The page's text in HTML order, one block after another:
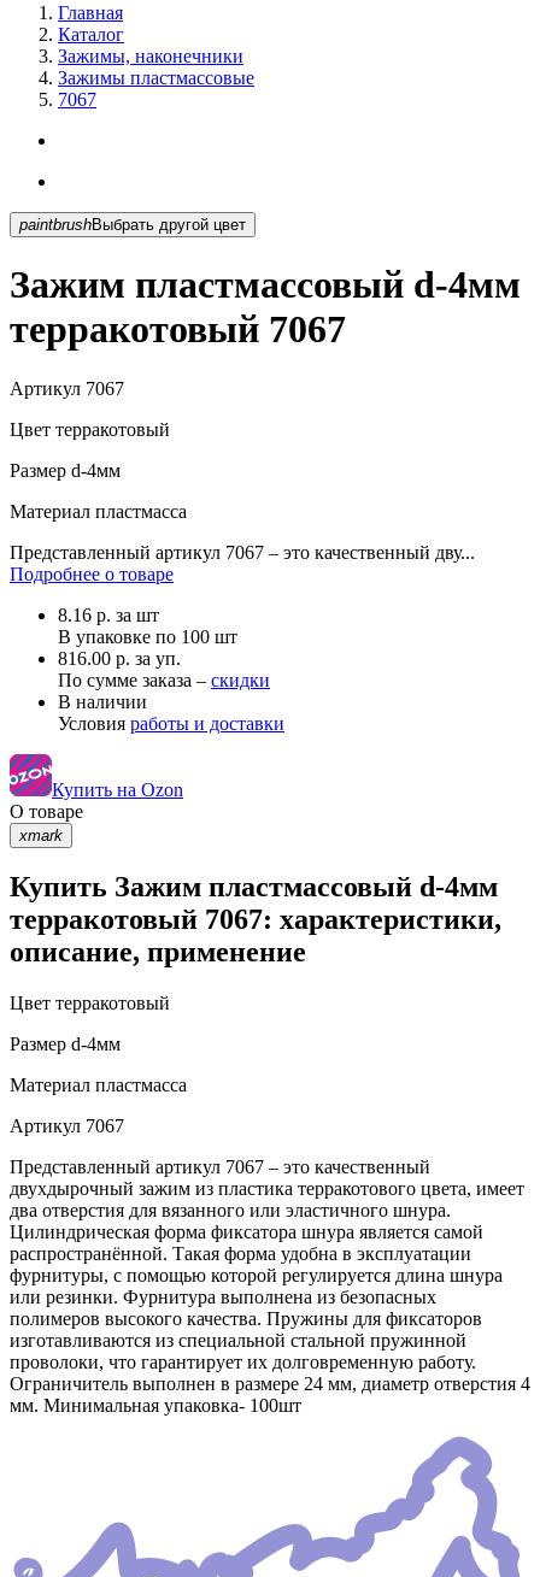
Главная
Каталог
Зажимы, наконечники
Зажимы пластмассовые
7067
paintbrush Выбрать другой цвет
Зажим пластмассовый d-4мм
терракотовый 7067
Артикул 7067
Цвет терракотовый
Размер d-4мм
Материал пластмасса
Представленный артикул 7067 – это качественный дву...
Подробнее о товаре
8.16 р. за шт
В упаковке по 100 шт
816.00 р. за уп.
По сумме заказа – скидки
В наличии
Условия работы и доставки
Купить на Ozon
О товаре
xmark
Купить Зажим пластмассовый d-4мм
терракотовый 7067: характеристики,
описание, применение
Цвет терракотовый
Размер d-4мм
Материал пластмасса
Артикул 7067
Представленный артикул 7067 – это качественный
двухдырочный зажим из пластика терракотового цвета, имеет
два отверстия для вязанного или эластичного шнура.
Цилиндрическая форма фиксатора шнура является самой
распространённой. Такая форма удобна в эксплуатации
фурнитуры, с помощью которой регулируется длина шнура
или резинки. Фурнитура выполнена из безопасных
полимеров высокого качества. Пружины для фиксаторов
изготавливаются из специальной стальной пружинной
проволоки, что гарантирует их долговременную работу.
Ограничитель выполнен в размере 24 мм, диаметр отверстия 4
мм. Минимальная упаковка- 100шт